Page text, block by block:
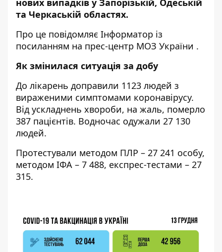
нових випадків у Запорізькій, Одеській
та Черкаській областях.
Про це повідомляє Інформатор із
посиланням на прес-центр МОЗ України .
Як змінилася ситуація за добу
До лікарень доправили 1123 людей з
вираженими симптомами коронавірусу.
Від ускладнень хвороби, на жаль, померло
387 пацієнтів. Водночас одужали 27 130
людей.
Протестували методом ПЛР – 27 241 особу,
методом ІФА – 7 488, експрес-тестами – 27
315.